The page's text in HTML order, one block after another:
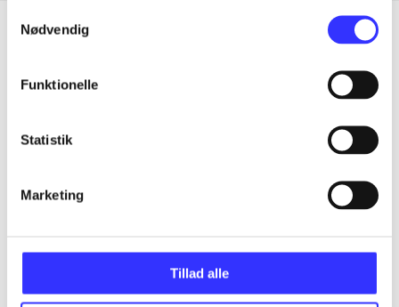
Nødvendig
Funktionelle
Statistik
Marketing
Tillad alle
Artikler